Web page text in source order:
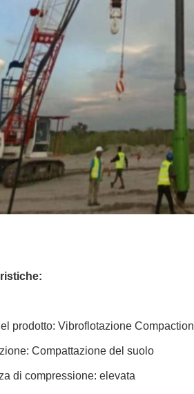
prodotto: Vibroflotazione Compaction
Compattazione del suolo
di compressione: elevata